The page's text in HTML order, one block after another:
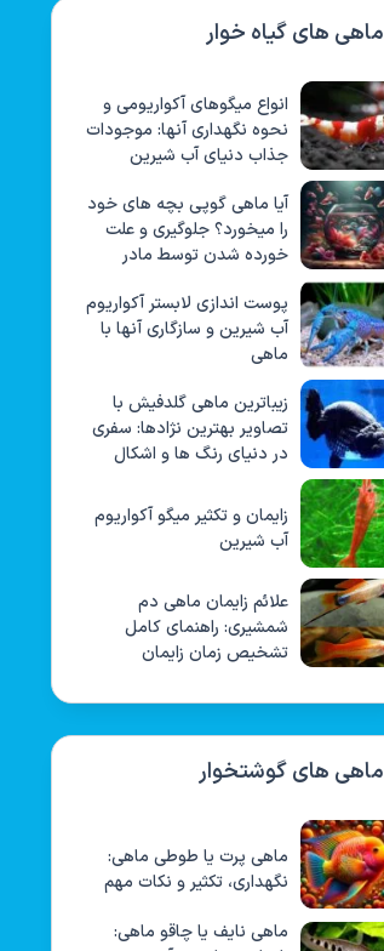
ماهی های گیاه خوار
انواع میگوهای آکواریومی و
نحوه نگهداری آنها: موجودات
جذاب دنیای آب شیرین
آیا ماهی گوپی بچه های خود
را میخورد؟ جلوگیری و علت
خورده شدن توسط مادر
پوست اندازی لابستر آکواریوم
آب شیرین و سازگاری آنها با
ماهی
زیباترین ماهی گلدفیش با
تصاویر بهترین نژادها: سفری
در دنیای رنگ ها و اشکال
زایمان و تکثیر میگو آکواریوم
آب شیرین
علائم زایمان ماهی دم
شمشیری: راهنمای کامل
تشخیص زمان زایمان
ماهی های گوشتخوار
ماهی پرت یا طوطی ماهی:
نگهداری، تکثیر و نکات مهم
ماهی نایف یا چاقو ماهی: